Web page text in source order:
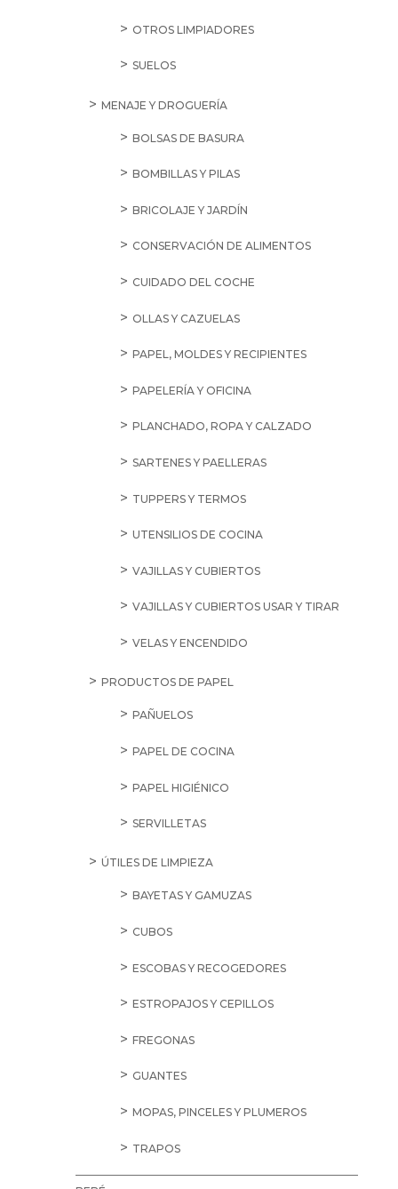
OTROS LIMPIADORES
SUELOS
MENAJE Y DROGUERÍA
BOLSAS DE BASURA
BOMBILLAS Y PILAS
BRICOLAJE Y JARDÍN
CONSERVACIÓN DE ALIMENTOS
CUIDADO DEL COCHE
OLLAS Y CAZUELAS
PAPEL, MOLDES Y RECIPIENTES
PAPELERÍA Y OFICINA
PLANCHADO, ROPA Y CALZADO
SARTENES Y PAELLERAS
TUPPERS Y TERMOS
UTENSILIOS DE COCINA
VAJILLAS Y CUBIERTOS
VAJILLAS Y CUBIERTOS USAR Y TIRAR
VELAS Y ENCENDIDO
PRODUCTOS DE PAPEL
PAÑUELOS
PAPEL DE COCINA
PAPEL HIGIÉNICO
SERVILLETAS
ÚTILES DE LIMPIEZA
BAYETAS Y GAMUZAS
CUBOS
ESCOBAS Y RECOGEDORES
ESTROPAJOS Y CEPILLOS
FREGONAS
GUANTES
MOPAS, PINCELES Y PLUMEROS
TRAPOS